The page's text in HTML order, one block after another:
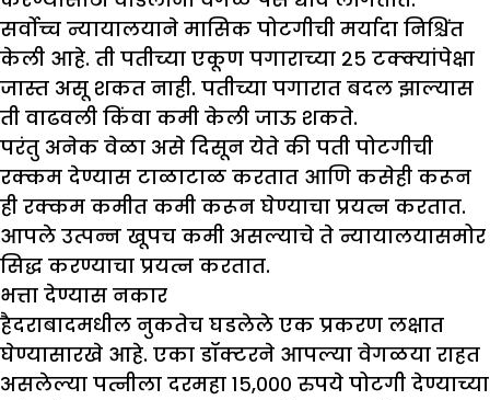
सर्वोच्च न्यायालयाने मासिक पोटगीची मर्यादा निश्चिंत
केली आहे. ती पतीच्या एकूण पगाराच्या २५ टक्क्यांपेक्षा
जास्त असू शकत नाही. पतीच्या पगारात बदल झाल्यास
ती वाढवली किंवा कमी केली जाऊ शकते.
परंतु अनेक वेळा असे दिसून येते की पती पोटगीची
रक्कम देण्यास टाळाटाळ करतात आणि कसेही करून
ही रक्कम कमीत कमी करून घेण्याचा प्रयत्न करतात.
आपले उत्पन्न खूपच कमी असल्याचे ते न्यायालयासमोर
सिद्ध करण्याचा प्रयत्न करतात.
भत्ता देण्यास नकार
हैदराबादमधील नुकतेच घडलेले एक प्रकरण लक्षात
घेण्यासारखे आहे. एका डॉक्टरने आपल्या वेगळया राहत
असलेल्या पत्नीला दरमहा १५,००० रुपये पोटगी देण्याच्या